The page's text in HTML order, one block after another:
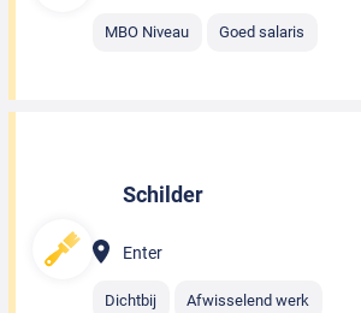
MBO Niveau Goed salaris
Schilder
Enter
Dichtbij Afwisselend werk